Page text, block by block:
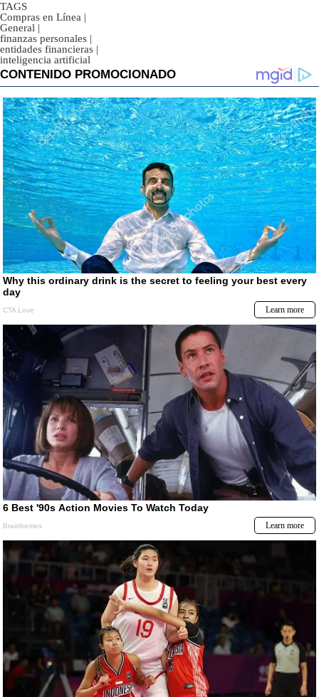
TAGS
Compras en Línea |
General |
finanzas personales |
entidades financieras |
inteligencia artificial